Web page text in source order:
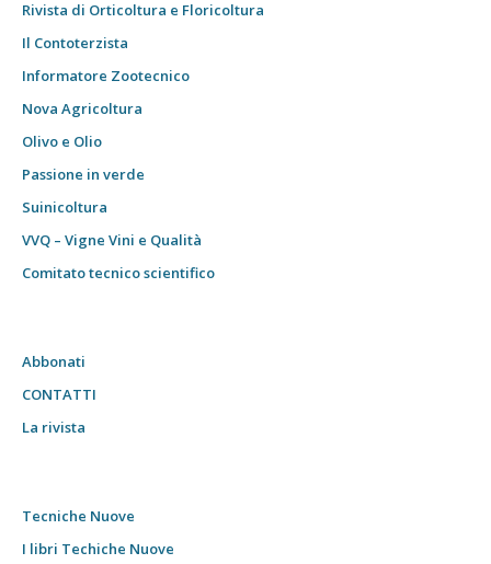
Rivista di Orticoltura e Floricoltura
Il Contoterzista
Informatore Zootecnico
Nova Agricoltura
Olivo e Olio
Passione in verde
Suinicoltura
VVQ – Vigne Vini e Qualità
Comitato tecnico scientifico
Abbonati
CONTATTI
La rivista
Tecniche Nuove
I libri Techiche Nuove